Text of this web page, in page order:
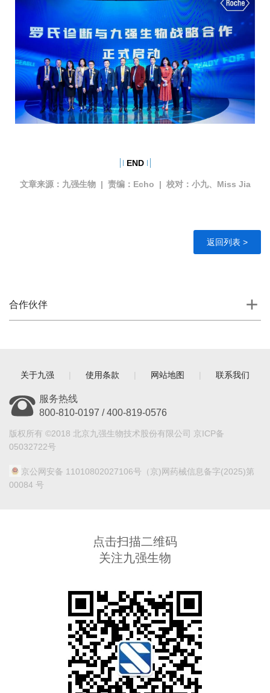
END
文章来源：九强生物 | 责编：Echo | 校对：小九、Miss Jia
返回列表 >
合作伙伴
关于九强 | 使用条款 | 网站地图 | 联系我们
服务热线
800-810-0197 / 400-819-0576
版权所有 ©2018 北京九强生物技术股份有限公司 京ICP备
05032722号
京公网安备 11010802027106号 （京)网药械信息备字(2025)第
00084 号
点击扫描二维码
关注九强生物